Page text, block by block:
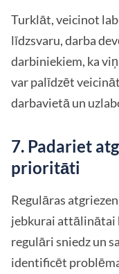
Turklāt, veicinot
līdzsvaru, darba
darbiniekiem, ka
var palīdzēt
darbavietā un
7. Padariet
prioritāti
Regulāras
jebkurai attālinātai
regulāri sniedz un
identificēt